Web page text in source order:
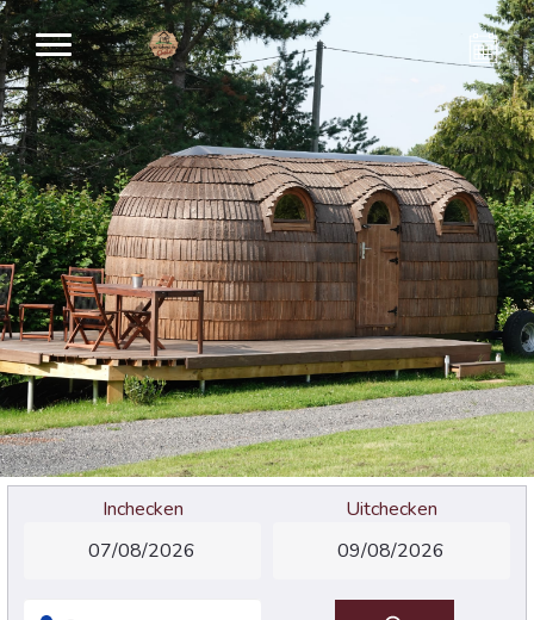
Inchecken Uitchecken